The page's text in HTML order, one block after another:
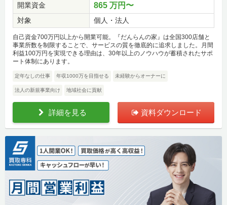
開業資金
865 万円〜
対象 個人・法人
自己資金700万円以上から開業可能。『だんらんの家』は全国300店舗と
事業所数を制限することで、サービスの質を徹底的に追求しました。月間
利益100万円を実現できる理由は、30年以上のノウハウが蓄積されたサポ
ート体制にあります。
定年なしの仕事 年収1000万を目指せる 未経験からオーナーに
法人の新規事業向け 地域社会に貢献
詳細を見る 資料ダウンロード